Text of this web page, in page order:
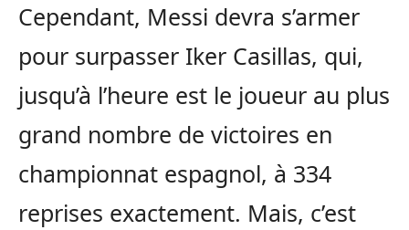
Cependant, Messi devra s’armer
pour surpasser Iker Casillas, qui,
jusqu’à l’heure est le joueur au plus
grand nombre de victoires en
championnat espagnol, à 334
reprises exactement. Mais, c’est